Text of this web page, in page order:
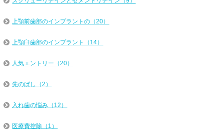
上顎前歯部のインプラントの（20）
上顎臼歯部のインプラント（14）
人気エントリー（20）
先のばし（2）
入れ歯の悩み（12）
医療費控除（1）